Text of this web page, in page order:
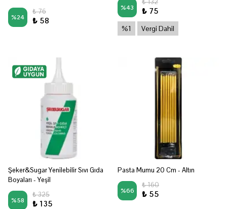
%24
₺ 76
₺ 58
%43
₺ 132
₺ 75
%1 Vergi Dahil
Şeker&Sugar Yenilebilir Sıvı Gıda
Boyaları - Yeşil
%58
₺ 325
₺ 135
Pasta Mumu 20 Cm - Altın
%66
₺ 160
₺ 55